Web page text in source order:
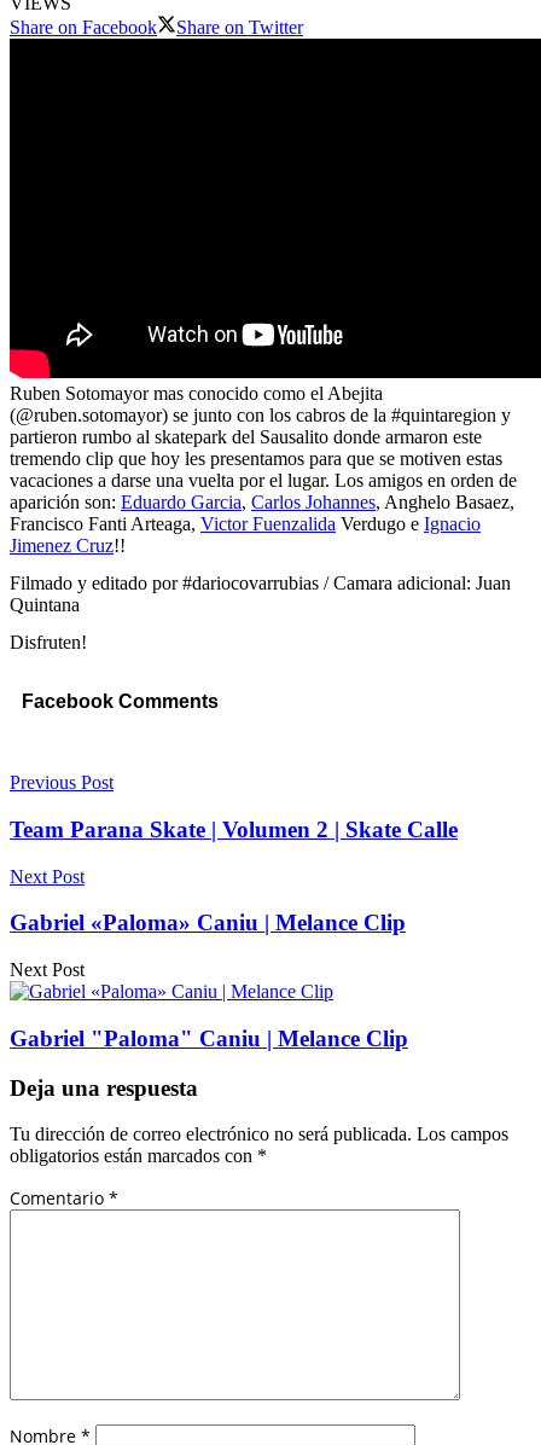
Share on Facebook
Share on Twitter
Ruben Sotomayor mas conocido como el Abejita
(@ruben.sotomayor) se junto con los cabros de la #quintaregion y
partieron rumbo al skatepark del Sausalito donde armaron este
tremendo clip que hoy les presentamos para que se motiven estas
vacaciones a darse una vuelta por el lugar. Los amigos en orden de
aparición son: Eduardo Garcia​, Carlos Johannes, Anghelo Basaez​,
Francisco Fanti Arteaga​, Victor Fuenzalida Verdugo​ e Ignacio
Jimenez Cruz​!!
Filmado y editado por #dariocovarrubias / Camara adicional: Juan
Quintana
Disfruten!
Facebook Comments
Previous Post
Team Parana Skate | Volumen 2 | Skate Calle
Next Post
Gabriel «Paloma» Caniu | Melance Clip
Next Post
Gabriel "Paloma" Caniu | Melance Clip
Deja una respuesta
Tu dirección de correo electrónico no será publicada. Los campos
obligatorios están marcados con *
Comentario *
Nombre *